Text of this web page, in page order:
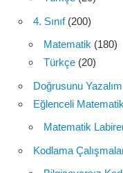
4. Sınıf(200)
Matematik (180)
Türkçe (20)
Doğrusunu Yazalım
Eğlenceli
Matematik
Kodlama